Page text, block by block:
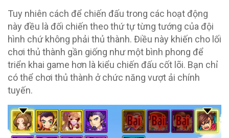
Tuy nhiên cách để chiến đấu trong các hoạt động
này đều là đối chiến theo thứ tự từng tướng của đội
hình chứ không phải thủ thành. Điều này khiến cho lối
chơi thủ thành gần giống như một bình phong để
triển khai game hơn là kiểu chiến đấu cốt lõi. Bạn chỉ
có thể chơi thủ thành ở chức năng vượt ải chính
tuyến.